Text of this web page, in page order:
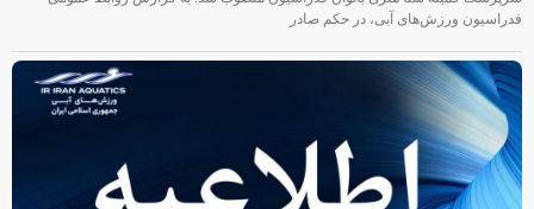
فدراسیون ورزش‌های آبی، در حکم صادر